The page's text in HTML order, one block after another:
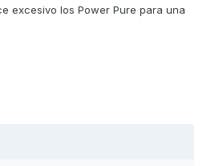
excesivo los Power Pure para una